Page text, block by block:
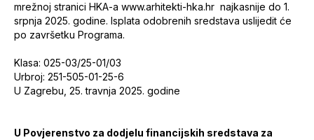
mrežnoj stranici HKA-a www.arhitekti-hka.hr najkasnije do 1.
srpnja 2025. godine. Isplata odobrenih sredstava uslijedit će
po završetku Programa.
Klasa: 025-03/25-01/03
Urbroj: 251-505-01-25-6
U Zagrebu, 25. travnja 2025. godine
U Povjerenstvo za dodjelu financijskih sredstava za